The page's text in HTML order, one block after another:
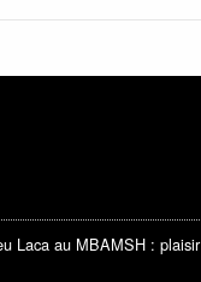
Laca au MBAMSH : plaisir